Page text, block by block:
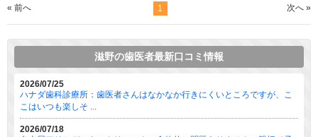
« 前へ 1 次へ »
滋野の歯医者最新口コミ情報
2026/07/25
ハナダ歯科診療所：歯医者さんはなかなか行きにくいところですが、こ
こはいつも楽しそ ...
2026/07/18